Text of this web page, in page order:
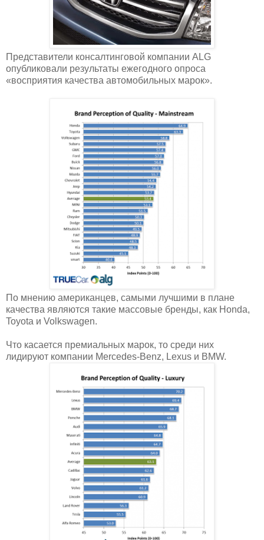
Представители консалтинговой компании ALG
опубликовали результаты ежегодного опроса
«восприятия качества автомобильных марок».
По мнению американцев, самыми лучшими в плане
качества являются такие массовые бренды, как Honda,
Toyota и Volkswagen.
Что касается премиальных марок, то среди них
лидируют компании Mercedes-Benz, Lexus и BMW.